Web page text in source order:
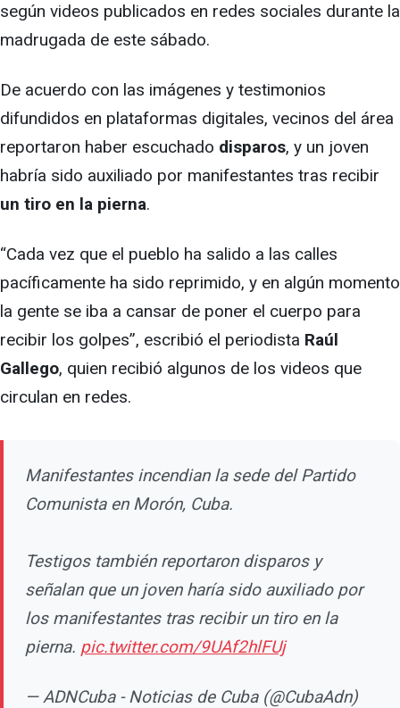
según videos publicados en redes sociales durante la
madrugada de este sábado.
De acuerdo con las imágenes y testimonios
difundidos en plataformas digitales, vecinos del área
reportaron haber escuchado disparos, y un joven
habría sido auxiliado por manifestantes tras recibir
un tiro en la pierna.
“Cada vez que el pueblo ha salido a las calles
pacíficamente ha sido reprimido, y en algún momento
la gente se iba a cansar de poner el cuerpo para
recibir los golpes”, escribió el periodista Raúl
Gallego, quien recibió algunos de los videos que
circulan en redes.
Manifestantes incendian la sede del Partido
Comunista en Morón, Cuba.
Testigos también reportaron disparos y
señalan que un joven haría sido auxiliado por
los manifestantes tras recibir un tiro en la
pierna. pic.twitter.com/9UAf2hlFUj
— ADNCuba - Noticias de Cuba (@CubaAdn)